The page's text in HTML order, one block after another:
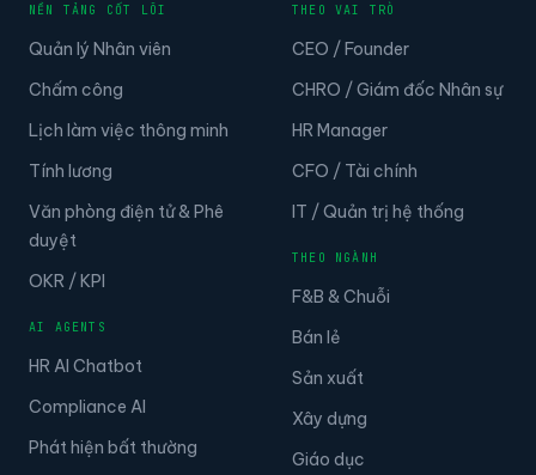
NỀN TẢNG CỐT LÕI
Quản lý Nhân viên
Chấm công
Lịch làm việc thông minh
Tính lương
Văn phòng điện tử & Phê
duyệt
OKR / KPI
AI AGENTS
HR AI Chatbot
Compliance AI
Phát hiện bất thường
THEO VAI TRÒ
CEO / Founder
CHRO / Giám đốc Nhân sự
HR Manager
CFO / Tài chính
IT / Quản trị hệ thống
THEO NGÀNH
F&B & Chuỗi
Bán lẻ
Sản xuất
Xây dựng
Giáo dục